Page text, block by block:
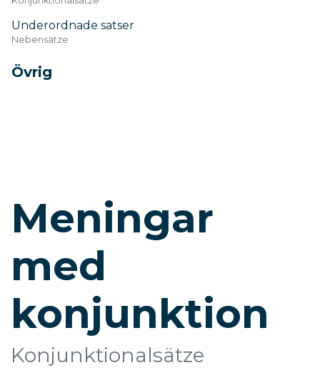
Underordnade satser
Nebensätze
Övrig
Meningar
med
konjunktion
Konjunktionalsätze